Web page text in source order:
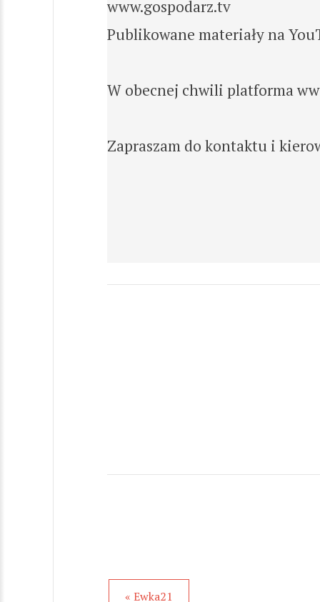
www.gospodarz.tv
Publikowane materiały na
W obecnej chwili platforma
Zapraszam do kontaktu i
« Ewka21